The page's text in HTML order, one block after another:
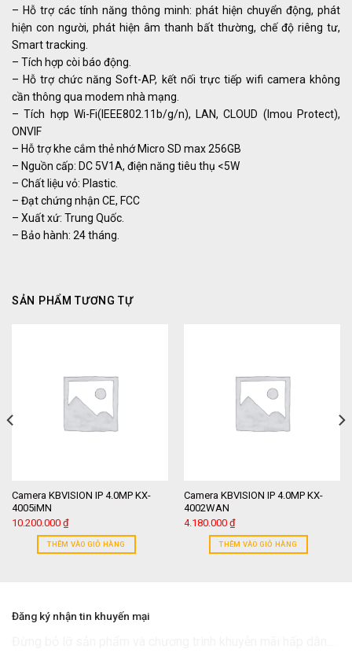
– Hỗ trợ các tính năng thông minh: phát hiện chuyển động, phát
hiện con người, phát hiện âm thanh bất thường, chế độ riêng tư,
Smart tracking.
– Tích hợp còi báo động.
– Hỗ trợ chức năng Soft-AP, kết nối trực tiếp wifi camera không
cần thông qua modem nhà mạng.
– Tích hợp Wi-Fi(IEEE802.11b/g/n), LAN, CLOUD (Imou Protect),
ONVIF
– Hỗ trợ khe cắm thẻ nhớ Micro SD max 256GB
– Nguồn cấp: DC 5V1A, điện năng tiêu thụ <5W
– Chất liệu vỏ: Plastic.
– Đạt chứng nhận CE, FCC
– Xuất xứ: Trung Quốc.
– Bảo hành: 24 tháng.
SẢN PHẨM TƯƠNG TỰ
Camera KBVISION IP 4.0MP KX-
4005iMN
10.200.000 ₫
THÊM VÀO GIỎ HÀNG
Camera KBVISION IP 4.0MP KX-
4002WAN
4.180.000 ₫
THÊM VÀO GIỎ HÀNG
Đăng ký nhận tin khuyến mại